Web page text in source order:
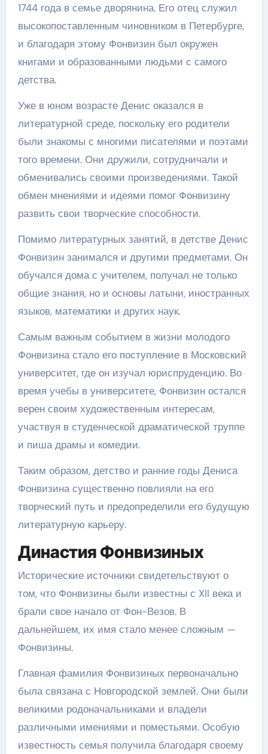
1744 года в семье дворянина. Его отец служил
высокопоставленным чиновником в Петербурге,
и благодаря этому Фонвизин был окружен
книгами и образованными людьми с самого
детства.
Уже в юном возрасте Денис оказался в
литературной среде, поскольку его родители
были знакомы с многими писателями и поэтами
того времени. Они дружили, сотрудничали и
обменивались своими произведениями. Такой
обмен мнениями и идеями помог Фонвизину
развить свои творческие способности.
Помимо литературных занятий, в детстве Денис
Фонвизин занимался и другими предметами. Он
обучался дома с учителем, получал не только
общие знания, но и основы латыни, иностранных
языков, математики и других наук.
Самым важным событием в жизни молодого
Фонвизина стало его поступление в Московский
университет, где он изучал юриспруденцию. Во
время учебы в университете, Фонвизин остался
верен своим художественным интересам,
участвуя в студенческой драматической труппе
и пиша драмы и комедии.
Таким образом, детство и ранние годы Дениса
Фонвизина существенно повлияли на его
творческий путь и предопределили его будущую
литературную карьеру.
Династия Фонвизиных
Исторические источники свидетельствуют о
том, что Фонвизины были известны с XII века и
брали свое начало от Фон-Везов. В
дальнейшем, их имя стало менее сложным —
Фонвизины.
Главная фамилия Фонвизиных первоначально
была связана с Новгородской землей. Они были
великими родоначальниками и владели
различными имениями и поместьями. Особую
известность семья получила благодаря своему